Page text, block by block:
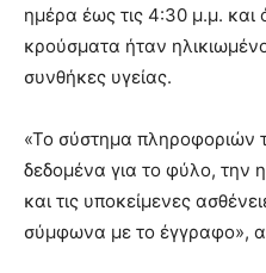
ημέρα έως τις 4:30 μ.μ. και
κρούσματα ήταν
συνθήκες υγείας.
«Το σύστημα πληροφοριών
δεδομένα για το φύλο, την
και τις υποκείμενες
σύμφωνα με το έγγραφο»,